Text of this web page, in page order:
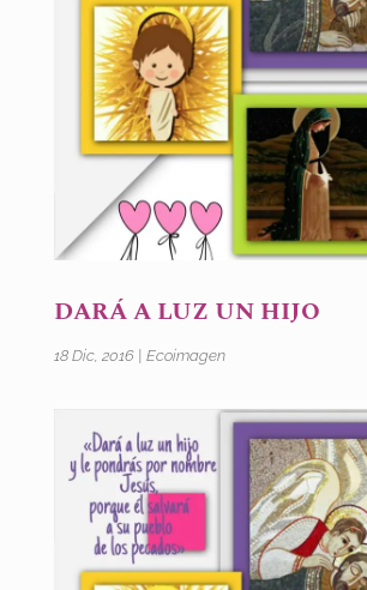
DARÁ A LUZ UN HIJO
18 Dic, 2016| Ecoimagen